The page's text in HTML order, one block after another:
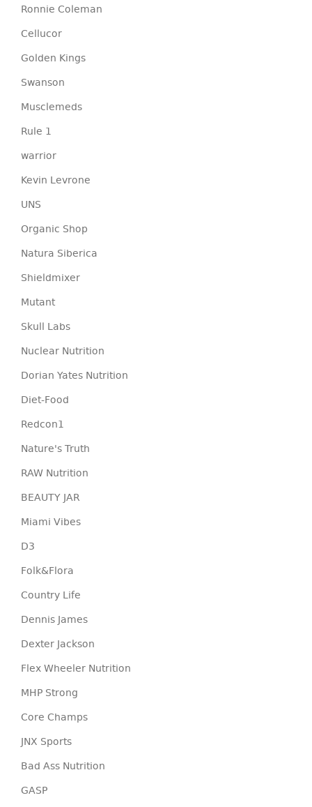
Ronnie Coleman
Cellucor
Golden Kings
Swanson
Musclemeds
Rule 1
warrior
Kevin Levrone
UNS
Organic Shop
Natura Siberica
Shieldmixer
Mutant
Skull Labs
Nuclear Nutrition
Dorian Yates Nutrition
Diet-Food
Redcon1
Nature's Truth
RAW Nutrition
BEAUTY JAR
Miami Vibes
D3
Folk&Flora
Country Life
Dennis James
Dexter Jackson
Flex Wheeler Nutrition
MHP Strong
Core Champs
JNX Sports
Bad Ass Nutrition
GASP